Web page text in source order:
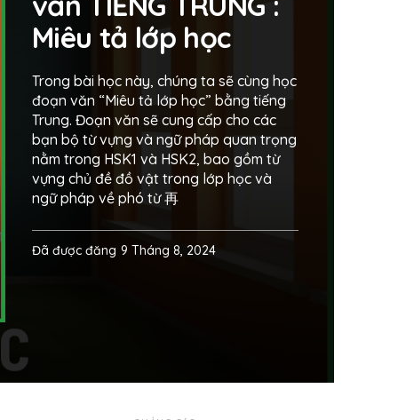
Miêu tả lớp học
Trong bài học này, chúng ta sẽ cùng học
đoạn văn “Miêu tả lớp học” bằng tiếng
Trung. Đoạn văn sẽ cung cấp cho các
bạn bộ từ vựng và ngữ pháp quan trọng
nằm trong HSK1 và HSK2, bao gồm từ
vựng chủ đề đồ vật trong lớp học và
ngữ pháp về phó từ 再
Đã được đăng 9 Tháng 8, 2024